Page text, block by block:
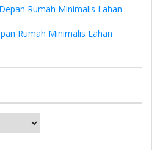
Rumah Minimalis Lahan